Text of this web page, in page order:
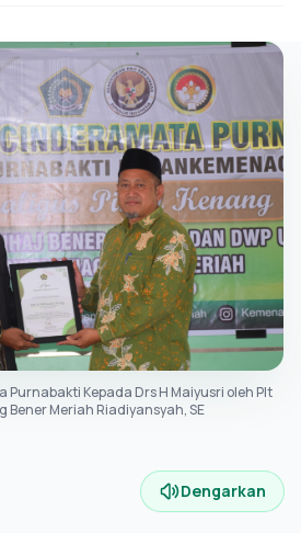
Kepada Drs H Maiyusri oleh Plt
Bener Meriah Riadiyansyah, SE
Dengarkan